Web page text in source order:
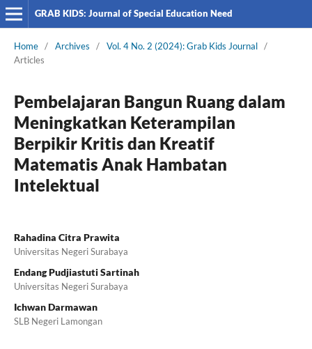
GRAB KIDS: Journal of Special Education Need
Home / Archives / Vol. 4 No. 2 (2024): Grab Kids Journal /
Articles
Pembelajaran Bangun Ruang dalam
Meningkatkan Keterampilan
Berpikir Kritis dan Kreatif
Matematis Anak Hambatan
Intelektual
Rahadina Citra Prawita
Universitas Negeri Surabaya
Endang Pudjiastuti Sartinah
Universitas Negeri Surabaya
Ichwan Darmawan
SLB Negeri Lamongan